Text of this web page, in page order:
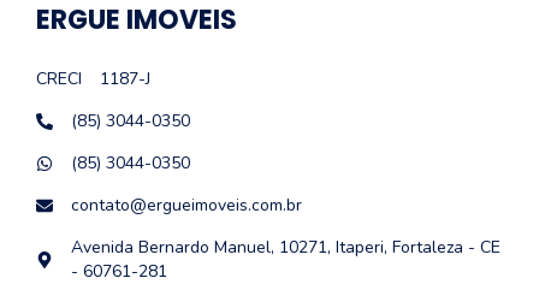
ERGUE IMOVEIS
CRECI
1187-J
(85) 3044-0350
(85) 3044-0350
contato@ergueimoveis.com.br
Avenida Bernardo Manuel, 10271, Itaperi, Fortaleza - CE
- 60761-281